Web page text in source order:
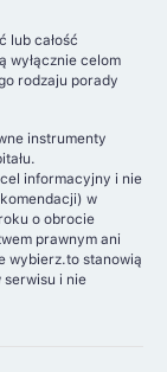
lub całość
wyłącznie celom
rodzaju porady
instrumenty
informacyjny i nie
w
o obrocie
prawnym ani
wybierz.to stanowią
serwisu i nie